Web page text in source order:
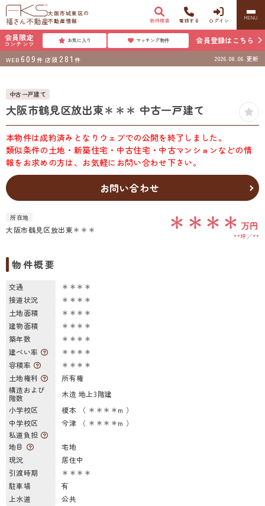
大阪市城東区の
不動産情報
物件検索 電話する ログイン MENU
会員限定
コンテンツ お気に入り マッチング物件 会員登録はこちら
WEB 609 件 店頭 281 件 2026.08.06 更新
中古一戸建て
大阪市鶴見区放出東＊＊＊ 中古一戸建て
本物件は成約済みとなりウェブでの公開を終了しました。
類似条件の土地・新築住宅・中古住宅・中古マンションなどの情
報をお求めの方は、お気軽にお問い合わせ下さい。
お問い合わせ
所在地
大阪市鶴見区放出東＊＊＊ ＊＊＊＊ 万円
**坪 **
物件概要
交通
＊＊＊＊
接道状況
＊＊＊＊
土地面積
＊＊＊＊
建物面積
＊＊＊＊
築年数
＊＊＊＊
建ぺい率
＊＊＊＊
容積率
＊＊＊＊
土地権利
所有権
構造および
階数
木造 地上3階建
小学校区
榎本 （ ＊＊＊＊m ）
中学校区
今津 （ ＊＊＊＊m ）
私道負担
地目
宅地
現況
居住中
引渡時期
＊＊＊＊
駐車場
有
上水道
公共